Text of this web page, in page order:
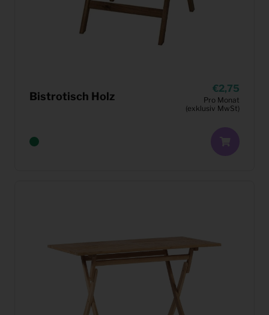
Bistrotisch Holz
2,75
Pro Monat
(exklusiv MwSt)